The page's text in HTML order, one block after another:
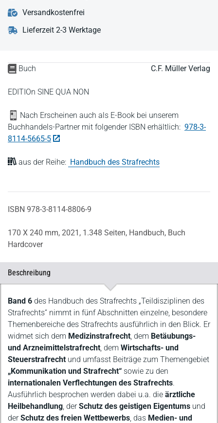
Buch C.F. Müller Verlag
EDITIOn SINE QUA NON
Nach Erscheinen auch als E-Book bei unserem
Buchhandels-Partner mit folgender ISBN erhältlich: 978-3-
8114-5665-5
aus der Reihe: Handbuch des Strafrechts
ISBN 978-3-8114-8806-9
170 X 240 mm, 2021, 1.348 Seiten, Handbuch, Buch
Hardcover
Versandkostenfrei
Lieferzeit 2-3 Werktage
Beschreibung
Beschreibung
Band 6 des Handbuch des Strafrechts „Teildisziplinen des
Strafrechts“ nimmt in fünf Abschnitten einzelne, besondere
Themenbereiche des Strafrechts ausführlich in den Blick. Er
widmet sich dem Medizinstrafrecht, dem Betäubungs-
und Arzneimittelstrafrecht, dem Wirtschafts- und
Steuerstrafrecht und umfasst Beiträge zum Themengebiet
„Kommunikation und Strafrecht“ sowie zu den
internationalen Verflechtungen des Strafrechts.
Ausführlich besprochen werden dabei u.a. die ärztliche
Heilbehandlung, derSchutz des geistigen Eigentums und
derSchutz des freien Wettbewerbs, das Medien- und